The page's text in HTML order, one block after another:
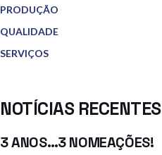
PRODUÇÃO
QUALIDADE
SERVIÇOS
NOTÍCIAS RECENTES
3 ANOS…3 NOMEAÇÕES!